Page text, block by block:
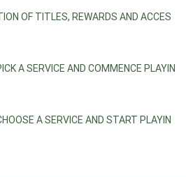
OF TITLES, REWARDS AND ACCES
A SERVICE AND COMMENCE PLAYIN
A SERVICE AND START PLAYIN